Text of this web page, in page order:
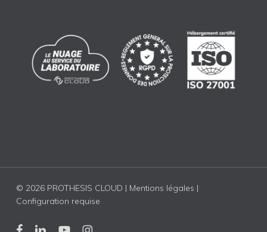
© 2026 PROTHESIS CLOUD | Mentions légales |
Configuration requise
facebooklinkedinyoutubeinstagram